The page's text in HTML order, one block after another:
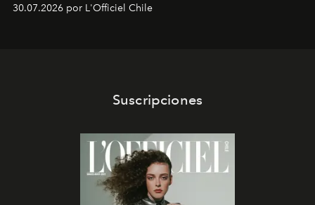
que se enseña solamente en la escuela de formación de
30.07.2026 por L'Officiel Chile
Suscripciones